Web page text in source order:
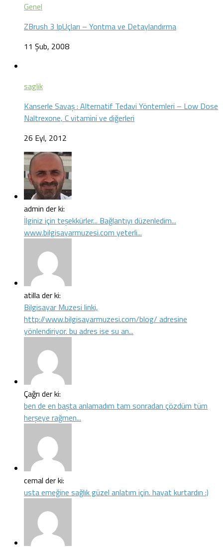
Genel
ZBrush 3 IpUçları – Yontma ve Detaylandırma
11 Şub, 2008
saglik
Kanserle Savaş : Alternatif Tedavi Yöntemleri – Low Dose
Naltrexone, C vitamini ve diğerleri
26 Eyl, 2012
admin der ki:
İlginiz için teşekkürler... Bağlantıyı düzenledim...
www.bilgisayarmuzesi.com yeterli...
atilla der ki:
Bilgisayar Muzesi linki,
http://www.bilgisayarmuzesi.com/blog/ adresine
yönlendiriyor. bu adres ise su an...
Çağrı der ki:
ben de en başta anlamadım tam sonradan çözdüm tüm
herşeye rağmen...
cemal der ki:
usta emeğine sağlık güzel anlatım için. hayat kurtardın :)